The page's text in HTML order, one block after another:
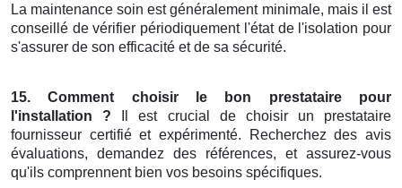
La maintenance soin est généralement minimale, mais il est
conseillé de vérifier périodiquement l'état de l'isolation pour
s'assurer de son efficacité et de sa sécurité.
15. Comment choisir le bon prestataire pour
l'installation ? Il est crucial de choisir un prestataire
fournisseur certifié et expérimenté. Recherchez des avis
évaluations, demandez des références, et assurez-vous
qu'ils comprennent bien vos besoins spécifiques.